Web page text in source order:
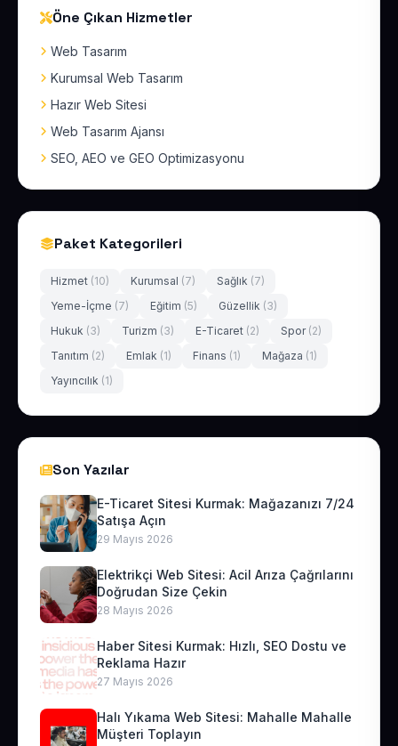
Öne Çıkan Hizmetler
Web Tasarım
Kurumsal Web Tasarım
Hazır Web Sitesi
Web Tasarım Ajansı
SEO, AEO ve GEO Optimizasyonu
Paket Kategorileri
Hizmet (10) Kurumsal (7) Sağlık (7)
Yeme-İçme (7) Eğitim (5) Güzellik (3)
Hukuk (3) Turizm (3) E-Ticaret (2) Spor (2)
Tanıtım (2) Emlak (1) Finans (1) Mağaza (1)
Yayıncılık (1)
Son Yazılar
E-Ticaret Sitesi Kurmak: Mağazanızı 7/24
Satışa Açın
29 Mayıs 2026
Elektrikçi Web Sitesi: Acil Arıza Çağrılarını
Doğrudan Size Çekin
28 Mayıs 2026
Haber Sitesi Kurmak: Hızlı, SEO Dostu ve
Reklama Hazır
27 Mayıs 2026
Halı Yıkama Web Sitesi: Mahalle Mahalle
Müşteri Toplayın